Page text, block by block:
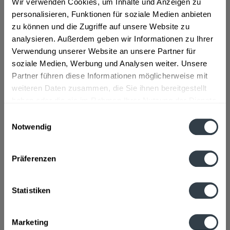
Wir verwenden Cookies, um Inhalte und Anzeigen zu
personalisieren, Funktionen für soziale Medien anbieten
zu können und die Zugriffe auf unsere Website zu
analysieren. Außerdem geben wir Informationen zu Ihrer
Verwendung unserer Website an unsere Partner für
soziale Medien, Werbung und Analysen weiter. Unsere
Partner führen diese Informationen möglicherweise mit
weiteren Daten zusammen, die Sie ihnen bereitgestellt
Notwendig
Präferenzen
Statistiken
Marketing
Chininhaltige Limonade
Geschmacksrichtung:
Limette
Material:
Glas - Mehrweg
Flaschengröße:
0,2 - 0,33 l
Fragen zum Artikel?
Natürliches Mineralwasser, Zucker, Zitronensaft aus
Zitronensaftkonzentrat, Orangensaft aus...
Zitronensaftkonzentrat, Orangensaft aus
Zitronensäure, konzentrierter Orangenextrakt, natürliches
Zitrusaroma, Aroma: Chinin, Stabilisator:
Anmerkung: Sofern Allergene vorhanden sind, sind diese